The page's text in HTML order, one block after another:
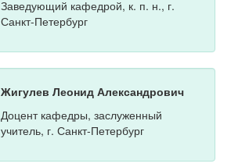
Заведующий кафедрой, к. п. н., г.
Санкт-Петербург
Жигулев Леонид Александрович
Доцент кафедры, заслуженный
учитель, г. Санкт-Петербург